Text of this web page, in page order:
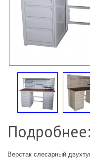
Подробнее:
Верстак слесарный